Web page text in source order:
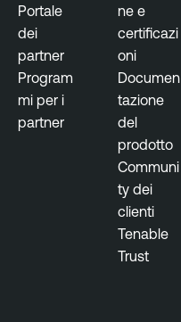
Portale
dei
partner
Program
mi per i
partner
ne e
certificazi
oni
Documen
tazione
del
prodotto
Communi
ty dei
clienti
Tenable
Trust